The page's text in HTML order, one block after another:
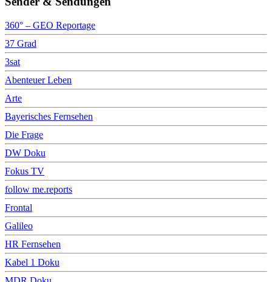
360° – GEO Reportage
37 Grad
3sat
Abenteuer Leben
Arte
Bayerisches Fernsehen
Die Frage
DW Doku
Fokus TV
follow me.reports
Frontal
Galileo
HR Fernsehen
Kabel 1 Doku